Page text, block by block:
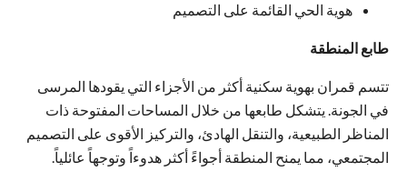
هوية الحي القائمة على التصميم
طابع المنطقة
تتسم قمران بهوية سكنية أكثر من الأجزاء التي يقودها المرسى
في الجونة. يتشكل طابعها من خلال المساحات المفتوحة ذات
المناظر الطبيعية، والتنقل الهادئ، والتركيز الأقوى على التصميم
المجتمعي، مما يمنح المنطقة أجواءً أكثر هدوءاً وتوجهاً عائلياً.